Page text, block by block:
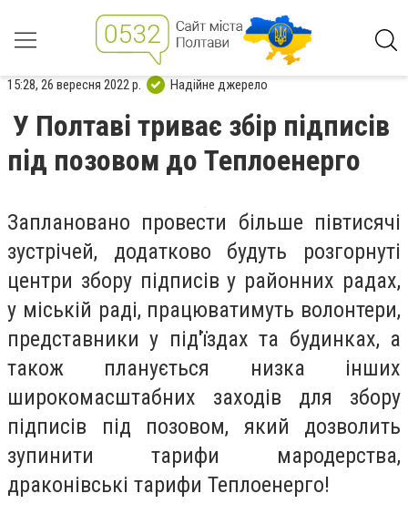
15:28, 26 вересня 2022 р. Надійне джерело
У Полтаві триває збір підписів
під позовом до Теплоенерго
Заплановано провести більше півтисячі
зустрічей, додатково будуть розгорнуті
центри збору підписів у районних радах,
у міській раді, працюватимуть волонтери,
представники у під'їздах та будинках, а
також планується низка інших
широкомасштабних заходів для збору
підписів під позовом, який дозволить
зупинити тарифи мародерства,
драконівські тарифи Теплоенерго!